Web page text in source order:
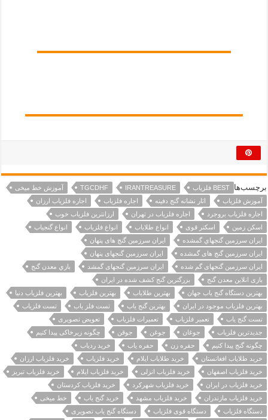
برچسب‌ها BEST فلزیاب IRANTREASURE
TGCDHF
آموزش خط میخی
آموزش فلزیاب
اثار نشانه گنج دفینه اجاره فلزیاب
اجاره فلزیاب ارزان
اجاره فلزیاب بروجرد
اجاره فلزیاب در تهران
ارزانترین فلزیاب خوب
اسکن زمین
اسکنر قوی انواع طلایاب انواع فلزیاب
انواع گنجیاب
ايران سرزمين گنجهاي گمشده
ایران سرزمین گنج های پنهان
ایران سرزمین گنج های گمشده
ایران سرزمین گنجهای پنهان
ایران سرزمین گنجهای گم شده
ایران سرزمین گنجهای گمشد
بازي معدن گنج
بازی انلاین معدن گنج
بزرگترین گنج کشف شده در ایران
بهترین دستگاه گنج یاب جهان
بهترین طلایاب بهترین فلزیاب
بهترین فلزیاب دنیا
بهترین فلزیاب موجود در ایران
بهترین گنج یاب تست فلز یاب
تست فلزیاب
تست گنج یاب
تعمیر فلزیاب تعمیرات فلزیاب
تعویض تصویری
جدیدترین فلزیاب
جوغان جوغن جوقن
چگونه زیرخاکی پیدا کنیم
چگونه گنج پیدا کنیم
حفره زن حفره یاب
خرید ردیاب
خرید طلایاب افغانستان
خرید طلایاب ایلام خرید فلزیاب
خرید فلزیاب ارزان
خرید فلزیاب اصفهان
خرید فلزیاب انزلی خرید فلزیاب ایلام
خرید فلزیاب تبریز
خرید فلزیاب در ایران
خرید فلزیاب شهرکرد
خرید فلزیاب کردستان
خرید فلزیاب مازندران
خرید فلزیاب مشهد خرید گنج یاب
خط میخی
دستگاه فلزیاب
دستگاه قوی فلزیاب
دستگاه گنج یاب تصویری